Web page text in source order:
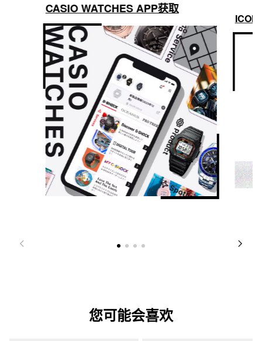
CASIO WATCHES APP获取
您可能会喜欢